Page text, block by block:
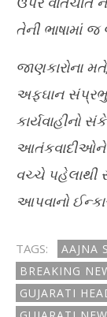
તેની ભાષામાં
જાણકારોના
અફઘાન
કાર્યવાહીનો
આતંકવાદીઓને
વચ્ચે પહેલાથી
આપવાનો
TAGS:
AAJNA
BREAKING
GUJARATI